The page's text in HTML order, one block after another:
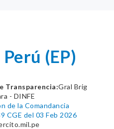
(EP)
Transparencia:Gral Brig
- DINFE
de la Comandancia
CGE del 03 Feb 2026